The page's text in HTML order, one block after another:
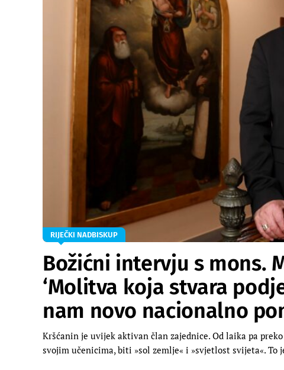
RIJEČKI NADBISKUP
Božićni intervju s mons.
‘Molitva koja stvara
nam novo nacionalno
Kršćanin je uvijek aktivan član zajednice. Od laika pa
svojim učenicima, biti »sol zemlje« i »svjetlost svijeta«. To